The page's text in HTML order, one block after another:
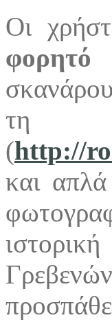
Οι
φορητό
τη
(http://
και απλά